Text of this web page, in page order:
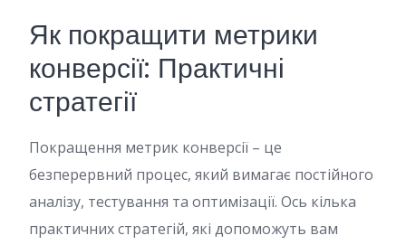
Як покращити метрики
конверсії: Практичні
стратегії
Покращення метрик конверсії – це
безперервний процес, який вимагає постійного
аналізу, тестування та оптимізації. Ось кілька
практичних стратегій, які допоможуть вам